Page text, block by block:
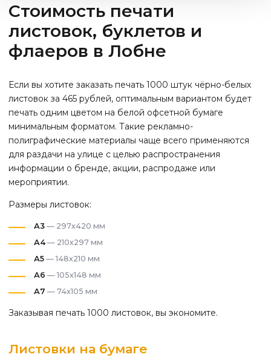
Стоимость печати
листовок, буклетов и
флаеров в Лобне
Если вы хотите заказать печать 1000 штук чёрно-белых
листовок за 465 рублей, оптимальным вариантом будет
печать одним цветом на белой офсетной бумаге
минимальным форматом. Такие рекламно-
полиграфические материалы чаще всего применяются
для раздачи на улице с целью распространения
информации о бренде, акции, распродаже или
мероприятии.
Размеры листовок:
А3 — 297х420 мм
А4— 210х297 мм
А5 — 148х210 мм
А6 — 105х148 мм
А7 — 74х105 мм
Заказывая печать 1000 листовок, вы экономите.
Листовки на бумаге